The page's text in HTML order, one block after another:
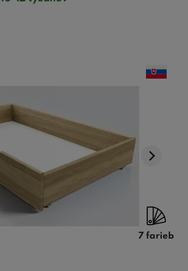
7 farieb